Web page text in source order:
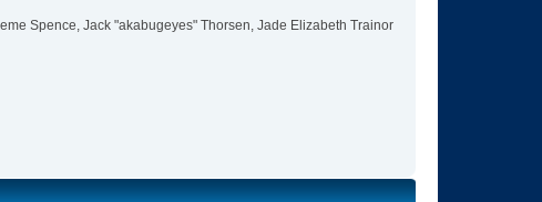
Spence, Jack "akabugeyes" Thorsen, Jade Elizabeth Trainor